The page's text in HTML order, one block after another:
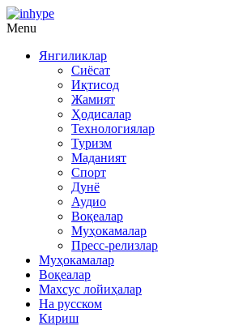
Menu
Янгиликлар
Сиёсат
Иқтисод
Жамият
Ҳодисалар
Технологиялар
Туризм
Маданият
Спорт
Дунё
Аудио
Воқеалар
Муҳокамалар
Пресс-релизлар
Муҳокамалар
Воқеалар
Махсус лойиҳалар
На русском
Кириш